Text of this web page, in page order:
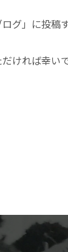
グ」に投稿
ければ幸いで